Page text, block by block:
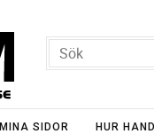
MINA SIDOR HUR